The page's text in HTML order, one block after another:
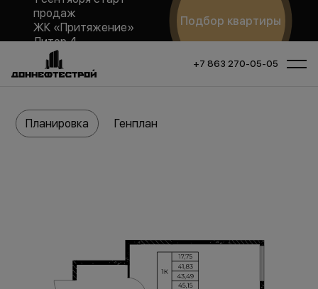
продаж
ЖК «Притяжение»
Литер 4
Подбор квартиры
+7 863 270-05-05
Планировка Генплан